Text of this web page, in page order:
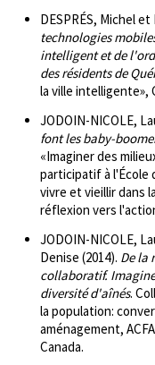
DESPRÉS, Michel
technologies
intelligent et de
des résidents de
la ville intelligente»,
JODOIN-NICOLE,
font les baby-
«Imaginer des
participatif à l'École
vivre et vieillir dans
réflexion vers
JODOIN-NICOLE,
Denise (2014). De la
collaboratif.
diversité d'aînés.
la population:
aménagement,
Canada.